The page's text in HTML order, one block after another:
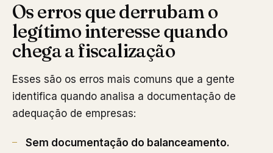
Os erros que derrubam o
legítimo interesse quando
chega a fiscalização
Esses são os erros mais comuns que a gente
identifica quando analisa a documentação de
adequação de empresas:
Sem documentação do balanceamento.